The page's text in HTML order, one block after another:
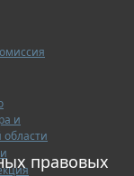
и
правовых